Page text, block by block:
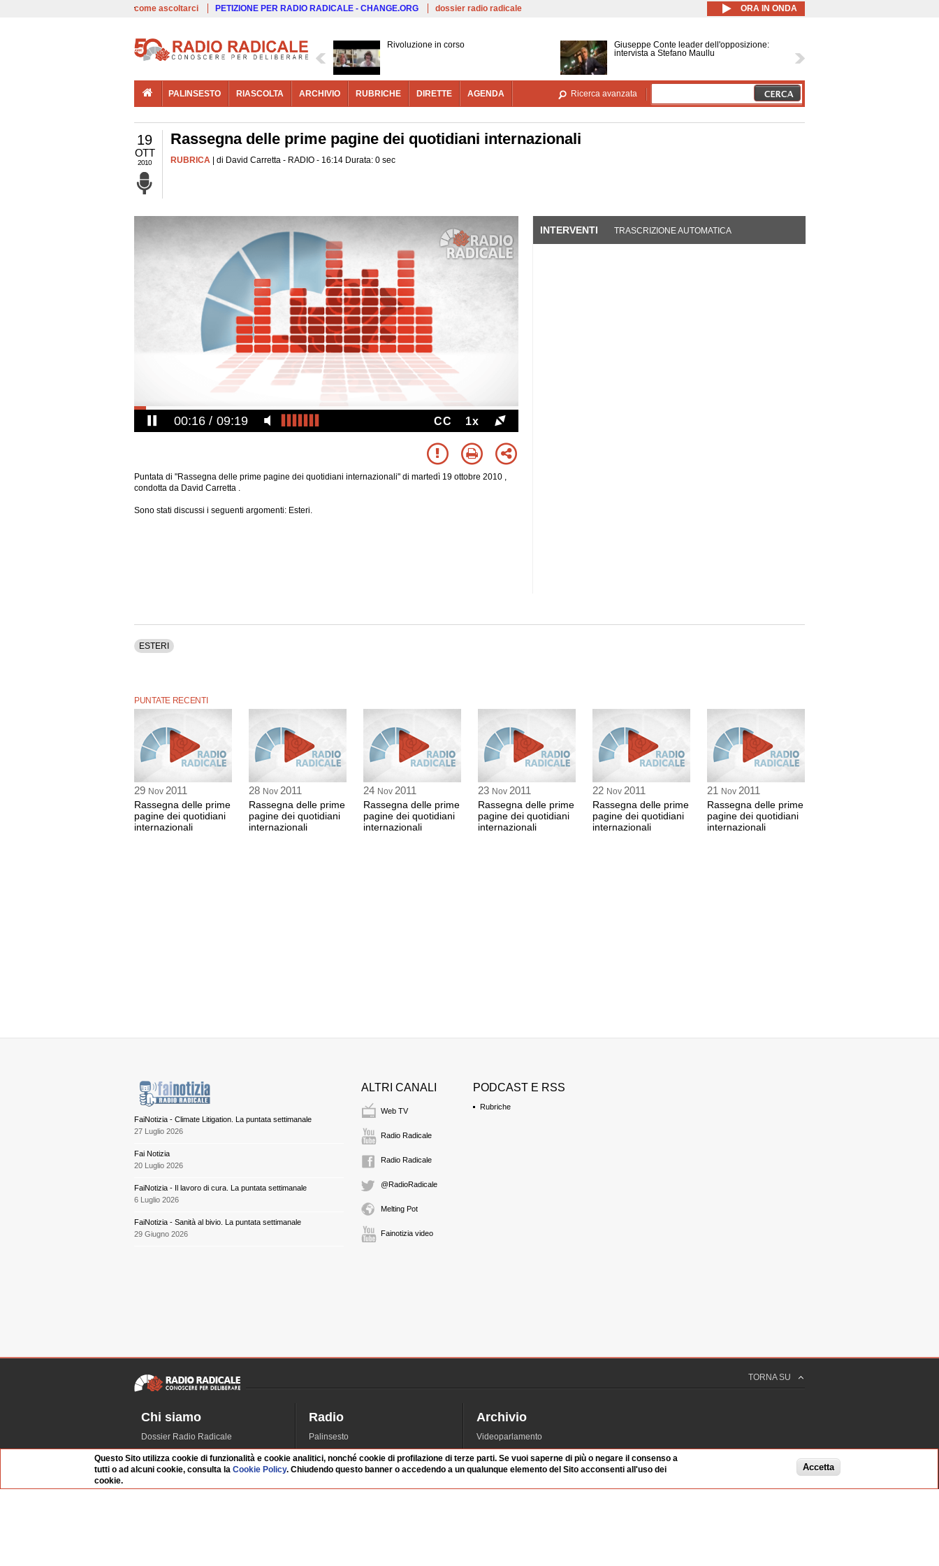
Salta al contenuto principale
come ascoltarci PETIZIONE PER RADIO RADICALE - CHANGE.ORG dossier radio radicale ORA IN ONDA
Rivoluzione in corso
Giuseppe Conte leader dell'opposizione:
intervista a Stefano Maullu
PALINSESTO RIASCOLTA ARCHIVIO RUBRICHE DIRETTE AGENDA Ricerca avanzata
19
OTT
2010
Rassegna delle prime pagine dei quotidiani internazionali
RUBRICA | di David Carretta - RADIO - 16:14 Durata: 0 sec
00:17 09:19 CC 1x
Puntata di "Rassegna delle prime pagine dei quotidiani internazionali" di martedì 19 ottobre 2010 ,
condotta da David Carretta .
Sono stati discussi i seguenti argomenti: Esteri.
INTERVENTI (SCHEDA ATTIVA)
TRASCRIZIONE AUTOMATICA
ESTERI
PUNTATE RECENTI
29 Nov 2011
Rassegna delle prime
pagine dei quotidiani
internazionali
28 Nov 2011
Rassegna delle prime
pagine dei quotidiani
internazionali
24 Nov 2011
Rassegna delle prime
pagine dei quotidiani
internazionali
23 Nov 2011
Rassegna delle prime
pagine dei quotidiani
internazionali
22 Nov 2011
Rassegna delle prime
pagine dei quotidiani
internazionali
21 Nov 2011
Rassegna delle prime
pagine dei quotidiani
internazionali
FaiNotizia - Climate Litigation. La puntata settimanale
27 Luglio 2026
Fai Notizia
20 Luglio 2026
FaiNotizia - Il lavoro di cura. La puntata settimanale
6 Luglio 2026
FaiNotizia - Sanità al bivio. La puntata settimanale
29 Giugno 2026
ALTRI CANALI
Web TV
Radio Radicale
Radio Radicale
@RadioRadicale
Melting Pot
Fainotizia video
PODCAST E RSS
Rubriche
TORNA SU
Chi siamo
Dossier Radio Radicale
Questo sito
L'Archivio
Radio
Palinsesto
Riascolta
Dirette
Archivio
Videoparlamento
Istituzioni
Dibattiti
Questo Sito utilizza cookie di funzionalità e cookie analitici, nonché cookie di profilazione di terze parti. Se vuoi saperne di più o negare il consenso a
tutti o ad alcuni cookie, consulta laCookie Policy. Chiudendo questo banner o accedendo a un qualunque elemento del Sito acconsenti all'uso dei
cookie.
Accetta